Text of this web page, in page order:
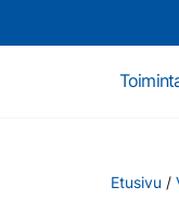
Etusivu /